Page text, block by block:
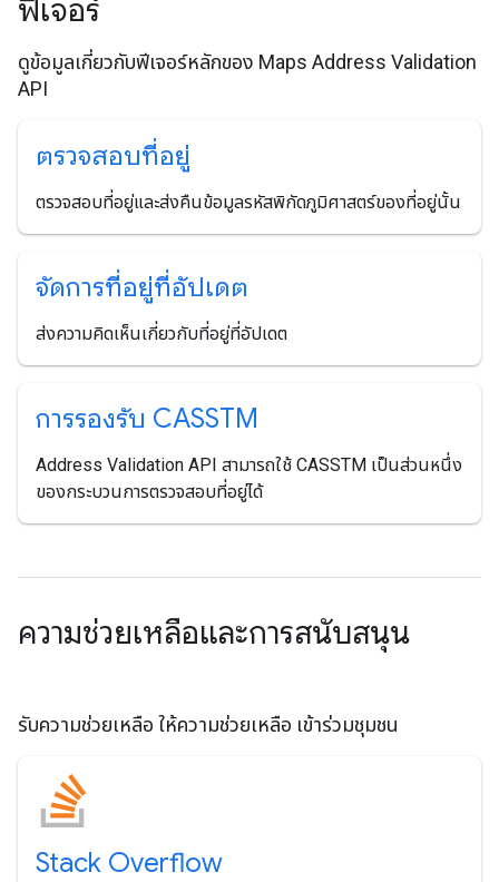
ฟีเจอร์
ดูข้อมูลเกี่ยวกับฟีเจอร์หลักของ Maps Address Validation
API
ตรวจสอบที่อยู่
ตรวจสอบที่อยู่และส่งคืนข้อมูลรหัสพิกัดภูมิศาสตร์ของที่อยู่นั้น
จัดการที่อยู่ที่อัปเดต
ส่งความคิดเห็นเกี่ยวกับที่อยู่ที่อัปเดต
การรองรับ CASSTM
Address Validation API สามารถใช้ CASSTM เป็นส่วนหนึ่ง
ของกระบวนการตรวจสอบที่อยู่ได้
ความช่วยเหลือและการสนับสนุน
รับความช่วยเหลือ ให้ความช่วยเหลือ เข้าร่วมชุมชน
Stack Overflow